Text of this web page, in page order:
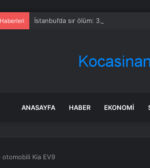
İstanbul’da sır ölüm: 37 yaşındaki
ANASAYFA HABER EKONOMI
otomobili Kia EV9